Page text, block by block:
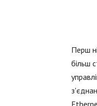
Перш
більш